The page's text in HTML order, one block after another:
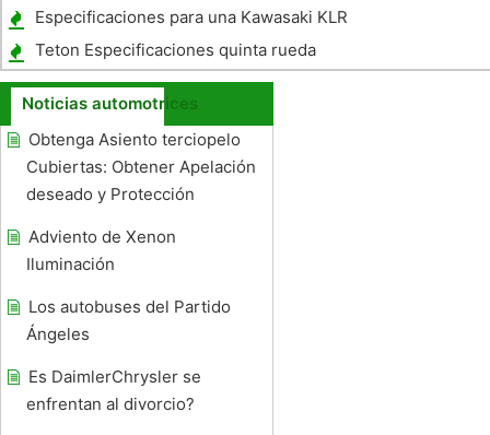
aprender a conducir
Especificaciones para una Kawasaki KLR
650 2008
Teton Especificaciones quinta rueda
Noticias automotrices
Obtenga Asiento terciopelo
Cubiertas: Obtener Apelación
deseado y Protección
Adviento de Xenon
Iluminación
Los autobuses del Partido
Ángeles
Es DaimlerChrysler se
enfrentan al divorcio?